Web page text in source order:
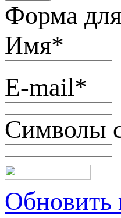
Форма
Имя*
E-mail*
Символы
Обновить